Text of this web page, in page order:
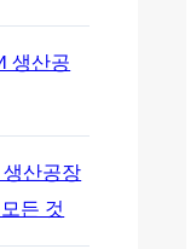
생산공
생산공장
든 것